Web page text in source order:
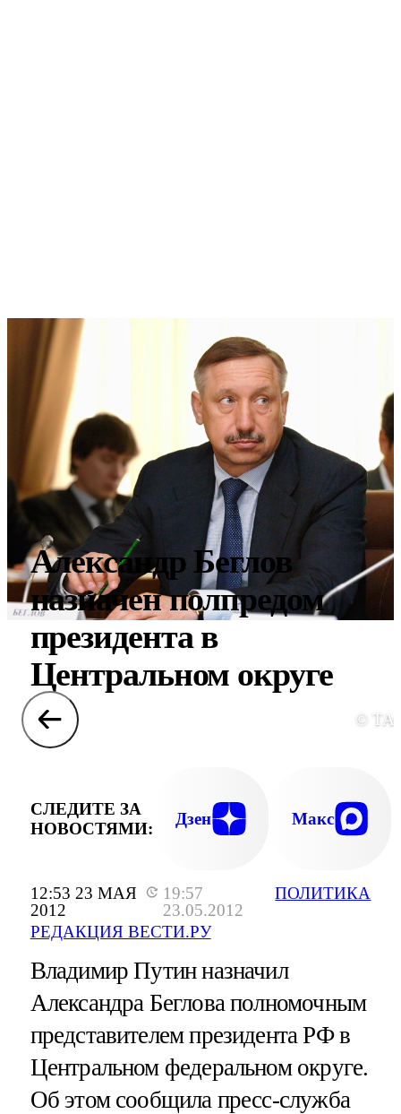
12:53 23 МАЯ
2012
19:57
23.05.2012
РЕДАКЦИЯ ВЕСТИ.РУ
ПОЛИТИКА
Александр Беглов
назначен полпредом
президента в
Центральном округе
©
СЛЕДИТЕ ЗА
НОВОСТЯМИ:
Дзен Макс
Владимир Путин назначил
Александра Беглова полномочным
представителем президента РФ в
Центральном федеральном округе.
Об этом сообщила пресс-служба